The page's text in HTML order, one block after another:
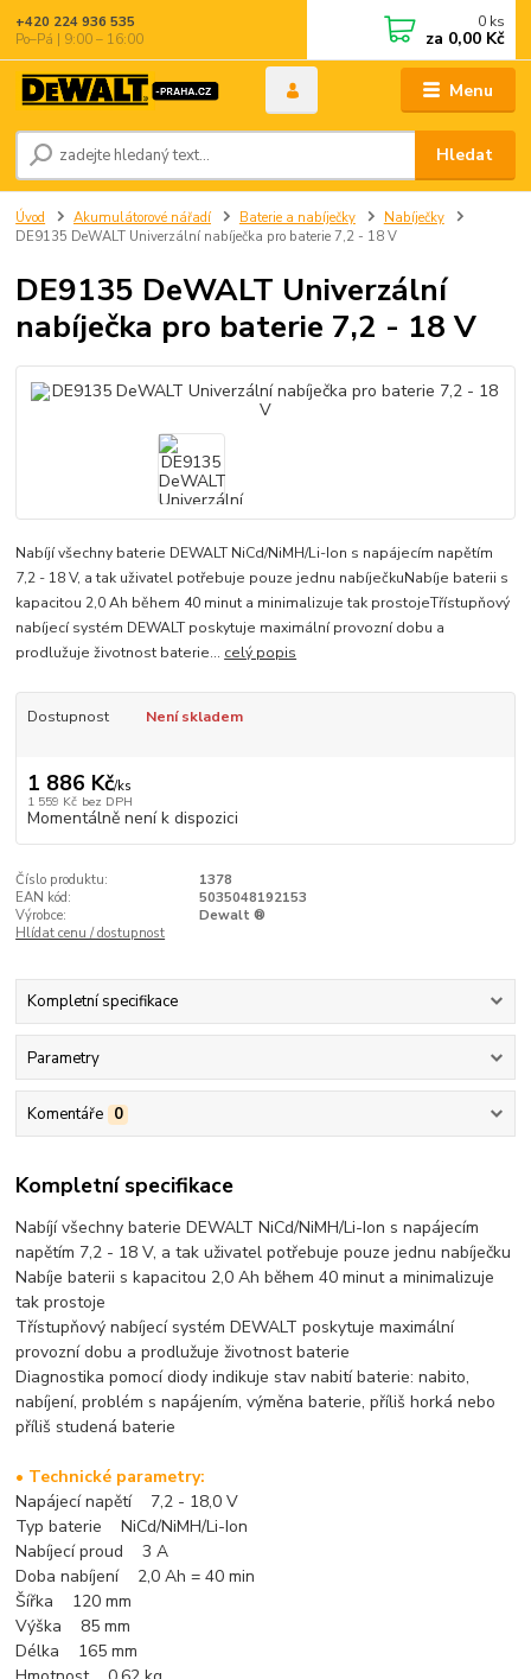
Menu
Hledat
+420 224 936 535
Po–Pá | 9:00 – 16:00
0 ks
za 0,00 Kč
Úvod Akumulátorové nářadí Baterie a nabíječky
Nabíječky
DE9135 DeWALT Univerzální nabíječka pro baterie 7,2 - 18 V
DE9135 DeWALT Univerzální
nabíječka pro baterie 7,2 - 18 V
Nabíjí všechny baterie DEWALT NiCd/NiMH/Li-Ion s napájecím napětím
7,2 - 18 V, a tak uživatel potřebuje pouze jednu nabíječkuNabíje baterii s
kapacitou 2,0 Ah během 40 minut a minimalizuje tak prostojeTřístupňový
nabíjecí systém DEWALT poskytuje maximální provozní dobu a
prodlužuje životnost baterie... celý popis
Dostupnost Není skladem
1 886 Kč/ks
1 559 Kč bez DPH
Momentálně není k dispozici
Číslo produktu:
1378
EAN kód:
5035048192153
Výrobce:
Dewalt ®
Hlídat cenu / dostupnost
Kompletní specifikace
Parametry
Komentáře 0
Kompletní specifikace
Nabíjí všechny baterie DEWALT NiCd/NiMH/Li-Ion s napájecím
napětím 7,2 - 18 V, a tak uživatel potřebuje pouze jednu nabíječku
Nabíje baterii s kapacitou 2,0 Ah během 40 minut a minimalizuje
tak prostoje
Třístupňový nabíjecí systém DEWALT poskytuje maximální
provozní dobu a prodlužuje životnost baterie
Diagnostika pomocí diody indikuje stav nabití baterie: nabito,
nabíjení, problém s napájením, výměna baterie, příliš horká nebo
příliš studená baterie
• Technické parametry:
Napájecí napětí 7,2 - 18,0 V
Typ baterie NiCd/NiMH/Li-Ion
Nabíjecí proud 3 A
Doba nabíjení 2,0 Ah = 40 min
Šířka 120 mm
Výška 85 mm
Délka 165 mm